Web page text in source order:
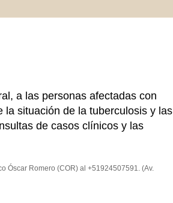
a las personas afectadas con
la situación de la tuberculosis y las
de casos clínicos y las
Óscar Romero (COR) al +51924507591. (Av.